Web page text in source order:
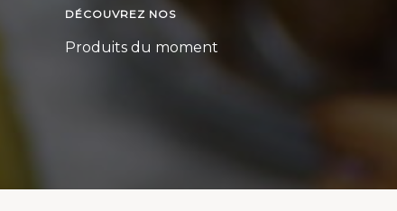
DÉCOUVREZ NOS
Produits du moment